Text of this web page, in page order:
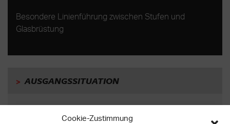
Cookie-Zustimmung
Besondere Linienführung zwischen Stufen und
Glasbrüstung
> AUSGANGSSITUATION